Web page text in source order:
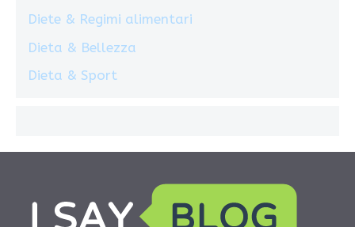
Diete & Regimi alimentari
Dieta & Bellezza
Dieta & Sport